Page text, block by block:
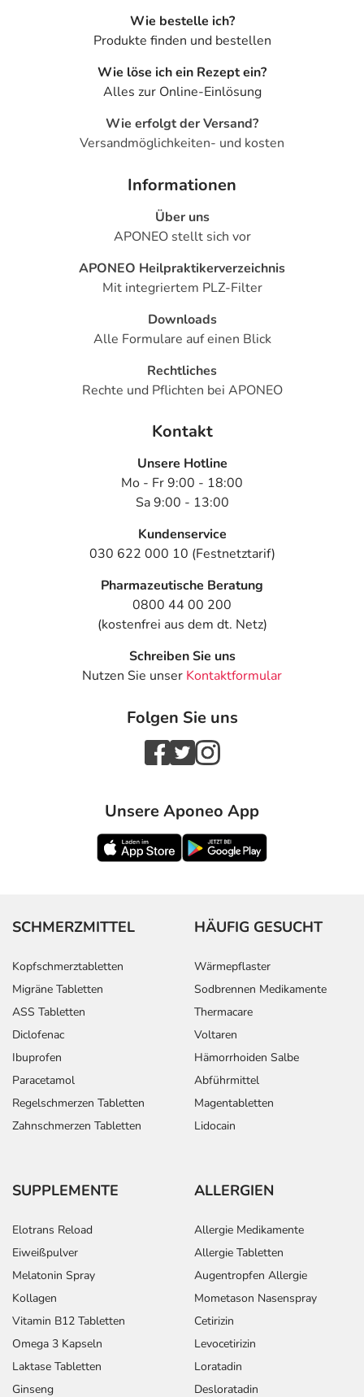
Wie bestelle ich?
Produkte finden und bestellen
Wie löse ich ein Rezept ein?
Alles zur Online-Einlösung
Wie erfolgt der Versand?
Versandmöglichkeiten- und kosten
Informationen
Über uns
APONEO stellt sich vor
APONEO Heilpraktikerverzeichnis
Mit integriertem PLZ-Filter
Downloads
Alle Formulare auf einen Blick
Rechtliches
Rechte und Pflichten bei APONEO
Kontakt
Unsere Hotline
Mo - Fr 9:00 - 18:00
Sa 9:00 - 13:00
Kundenservice
030 622 000 10 (Festnetztarif)
Pharmazeutische Beratung
0800 44 00 200
(kostenfrei aus dem dt. Netz)
Schreiben Sie uns
Nutzen Sie unser Kontaktformular
Folgen Sie uns
Unsere Aponeo App
SCHMERZMITTEL
Kopfschmerztabletten
Migräne Tabletten
ASS Tabletten
Diclofenac
Ibuprofen
Paracetamol
Regelschmerzen Tabletten
Zahnschmerzen Tabletten
HÄUFIG GESUCHT
Wärmepflaster
Sodbrennen Medikamente
Thermacare
Voltaren
Hämorrhoiden Salbe
Abführmittel
Magentabletten
Lidocain
SUPPLEMENTE
Elotrans Reload
Eiweißpulver
Melatonin Spray
Kollagen
Vitamin B12 Tabletten
Omega 3 Kapseln
Laktase Tabletten
Ginseng
ALLERGIEN
Allergie Medikamente
Allergie Tabletten
Augentropfen Allergie
Mometason Nasenspray
Cetirizin
Levocetirizin
Loratadin
Desloratadin